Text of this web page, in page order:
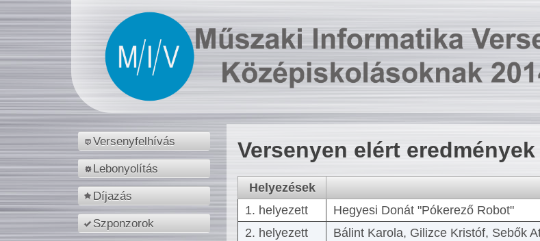
Versenyfelhívás
Lebonyolítás
Díjazás
Szponzorok
Versenyen elért eredmények
Helyezések
1. helyezett
Hegyesi Donát "Pókerező Robot"
2. helyezett
Bálint Karola, Gilizce Kristóf, Sebők